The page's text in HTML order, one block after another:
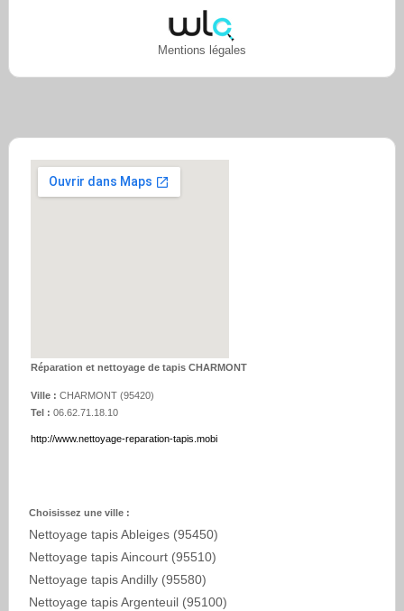
Mentions légales
Réparation et nettoyage de tapis CHARMONT
Ville : CHARMONT(95420)
Tel : 06.62.71.18.10
http://www.nettoyage-reparation-tapis.mobi
Choisissez une ville :
Nettoyage tapis Ableiges (95450)
Nettoyage tapis Aincourt (95510)
Nettoyage tapis Andilly (95580)
Nettoyage tapis Argenteuil (95100)